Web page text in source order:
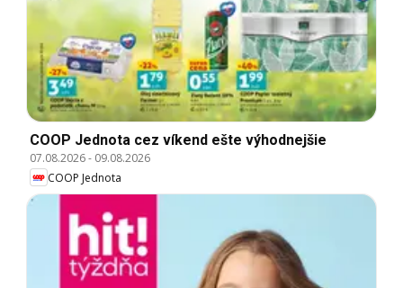
COOP Jednota cez víkend ešte výhodnejšie
07.08.2026- 09.08.2026
COOP Jednota